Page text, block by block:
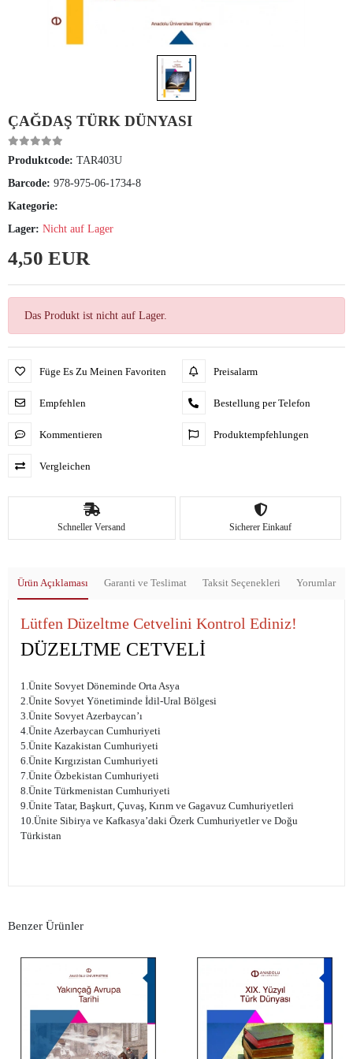
ÇAĞDAŞ TÜRK DÜNYASI
Produktcode: TAR403U
Barcode: 978-975-06-1734-8
Kategorie:
Lager: Nicht auf Lager
4,50 EUR
Das Produkt ist nicht auf Lager.
Füge Es Zu Meinen Favoriten
Empfehlen
Kommentieren
Vergleichen
Preisalarm
Bestellung per Telefon
Produktempfehlungen
Schneller Versand Sicherer Einkauf
Ürün Açıklaması Garanti ve Teslimat Taksit Seçenekleri Yorumlar
Lütfen Düzeltme Cetvelini Kontrol Ediniz!
DÜZELTME CETVELİ
1.Ünite Sovyet Döneminde Orta Asya
2.Ünite Sovyet Yönetiminde İdil-Ural Bölgesi
3.Ünite Sovyet Azerbaycan’ı
4.Ünite Azerbaycan Cumhuriyeti
5.Ünite Kazakistan Cumhuriyeti
6.Ünite Kırgızistan Cumhuriyeti
7.Ünite Özbekistan Cumhuriyeti
8.Ünite Türkmenistan Cumhuriyeti
9.Ünite Tatar, Başkurt, Çuvaş, Kırım ve Gagavuz Cumhuriyetleri
10.Ünite Sibirya ve Kafkasya’daki Özerk Cumhuriyetler ve Doğu
Türkistan
Benzer Ürünler